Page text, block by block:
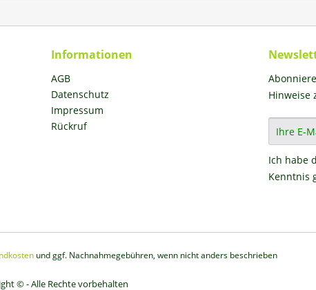
Informationen
AGB
Datenschutz
Impressum
Rückruf
Hinweise
Ich habe
Kenntnis
und ggf. Nachnahmegebühren, wenn nicht anders beschrieben
© - Alle Rechte vorbehalten